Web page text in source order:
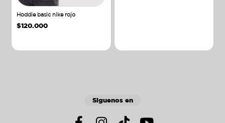
Hoddie basic nike rojo
$120.000
Siguenos en